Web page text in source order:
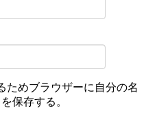
ためブラウザーに自分の名
保存する。